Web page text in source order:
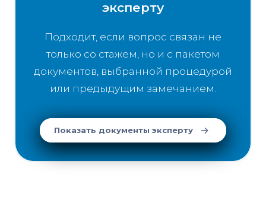
эксперту
Подходит, если вопрос связан не
только со стажем, но и с пакетом
документов, выбранной процедурой
или предыдущим замечанием.
Показать документы эксперту